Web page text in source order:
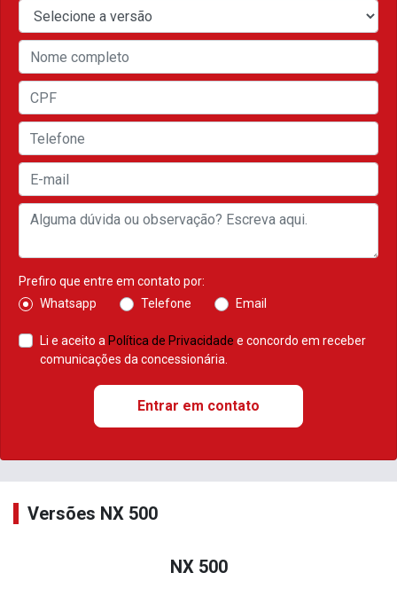
Prefiro que entre em contato por:
Whatsapp
Telefone Email
Li e aceito a Política de Privacidade e concordo em receber
comunicações da concessionária.
Entrar em contato
Versões NX 500
NX 500